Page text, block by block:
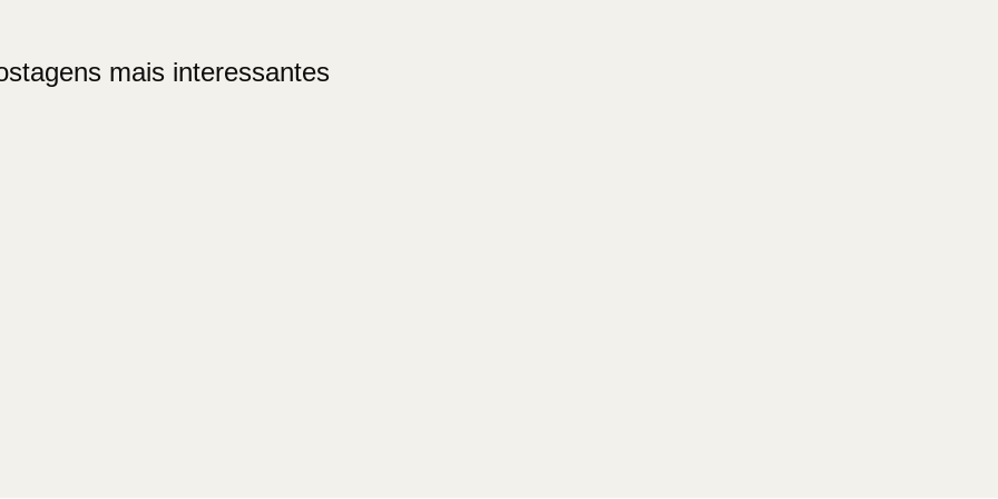
mais interessantes